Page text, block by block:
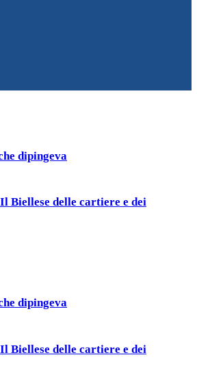
dipingeva
Biellese delle cartiere e dei
dipingeva
Biellese delle cartiere e dei